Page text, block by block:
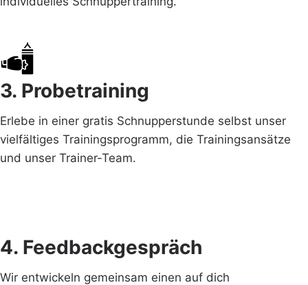
3. Probetraining
Erlebe in einer gratis Schnupper­stunde selbst unser
vielfältiges Trainings­programm, die Trainings­ansätze
und unser Trainer-Team.
4. Feedbackgespräch
Wir entwickeln gemeinsam einen auf dich